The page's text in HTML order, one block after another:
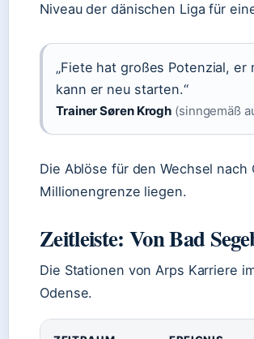
Niveau der dänischen Liga für
„Fiete hat großes Potenzial,
kann er neu starten.“
Trainer Søren Krogh (sinngemäß
Die Ablöse für den Wechsel
Millionengrenze liegen.
Zeitleiste: Von Bad
Die Stationen von Arps Karriere
Odense.